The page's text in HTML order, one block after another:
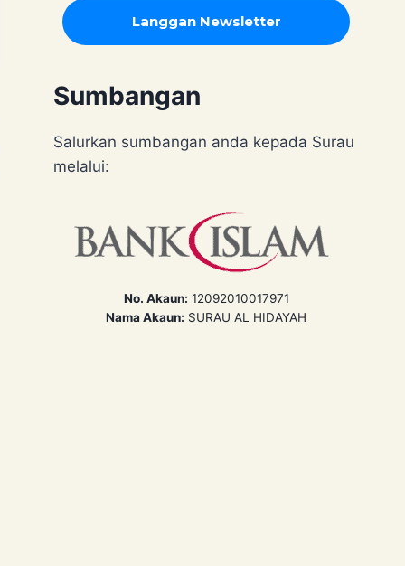
Sumbangan
Salurkan sumbangan anda kepada Surau
melalui:
No. Akaun: 12092010017971
Nama Akaun: SURAU AL HIDAYAH